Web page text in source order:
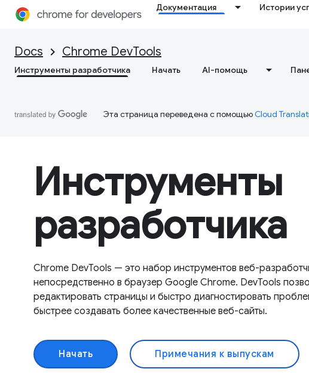
Документация Истории
Docs Chrome DevTools
Инструменты разработчика Начать AI-помощь
Эта страница переведена с помощьюCloud
Инструменты
разработчика
Chrome DevTools — это набор инструментов веб-
непосредственно в браузер Google Chrome. DevTools
редактировать страницы и быстро диагностировать
быстрее создавать более качественные веб-сайты.
Начать Примечания к выпускам